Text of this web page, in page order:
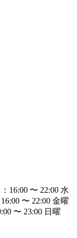
16:00 〜 22:00 水
〜 22:00 金曜
〜 23:00 日曜